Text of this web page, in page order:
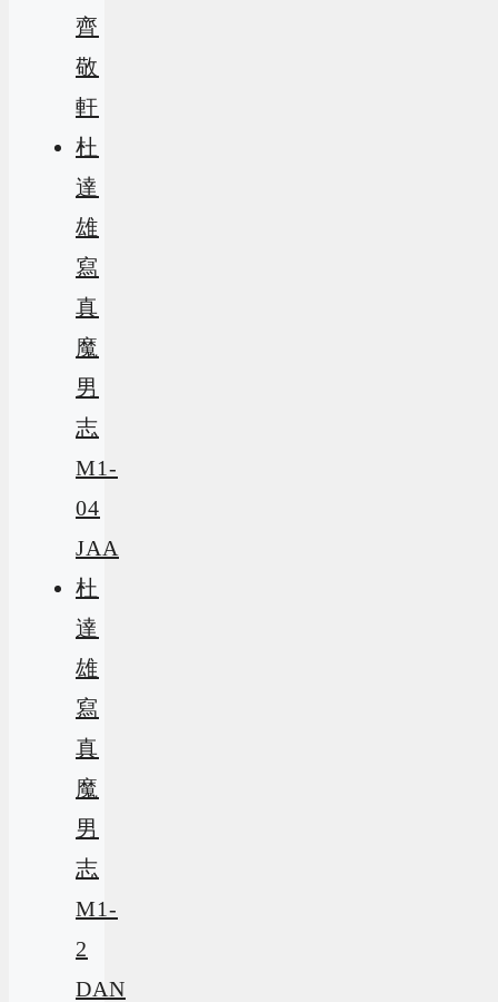
齊
敬
軒
杜
達
雄
寫
真
魔
男
志
M1-
04
JAA
杜
達
雄
寫
真
魔
男
志
M1-
2
DAN